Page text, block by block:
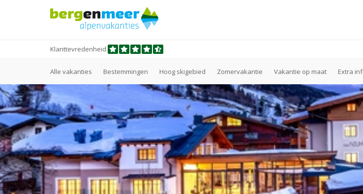
Klanttevredenheid
Alle vakanties Bestemmingen Hoog skigebied Zomervakantie Vakantie op maat Extra